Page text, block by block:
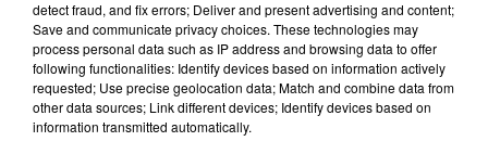
#ilovesquirrels #petsofinstagram #jillthesquirrel
#thisgirlisasquirrel #teddybear #mini #miniteddy
#miniteddybear
Une publication partagée parJill The Squirrel(@this_girl_is_a_squirrel) le
detect fraud, and fix errors; Deliver and present advertising and content;
Save and communicate privacy choices. These technologies may
process personal data such as IP address and browsing data to offer
following functionalities: Identify devices based on information actively
requested; Use precise geolocation data; Match and combine data from
other data sources; Link different devices; Identify devices based on
information transmitted automatically.